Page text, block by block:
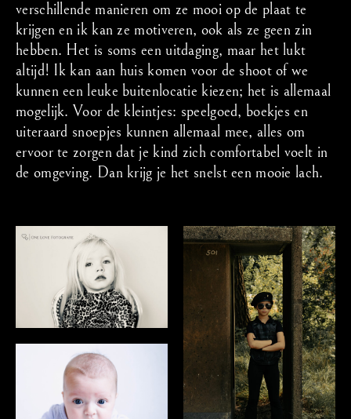
verschillende manieren om ze mooi op de plaat te
krijgen en ik kan ze motiveren, ook als ze geen zin
hebben. Het is soms een uitdaging, maar het lukt
altijd! Ik kan aan huis komen voor de shoot of we
kunnen een leuke buitenlocatie kiezen; het is allemaal
mogelijk. Voor de kleintjes: speelgoed, boekjes en
uiteraard snoepjes kunnen allemaal mee, alles om
ervoor te zorgen dat je kind zich comfortabel voelt in
de omgeving. Dan krijg je het snelst een mooie lach.